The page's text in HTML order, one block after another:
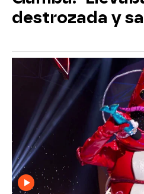
destrozada y